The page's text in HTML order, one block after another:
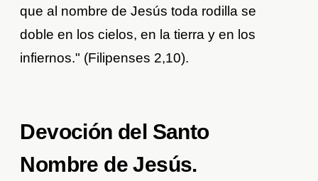
que al nombre de Jesús toda rodilla se
doble en los cielos, en la tierra y en los
infiernos." (Filipenses 2,10).
Devoción del Santo
Nombre de Jesús.